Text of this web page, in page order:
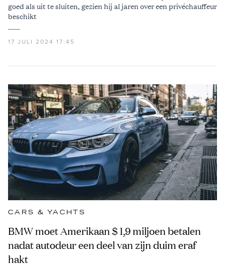
goed als uit te sluiten, gezien hij al jaren over een privéchauffeur
beschikt
17 JULI 2024 17:45
CARS & YACHTS
BMW moet Amerikaan $ 1,9 miljoen betalen
nadat autodeur een deel van zijn duim eraf
hakt